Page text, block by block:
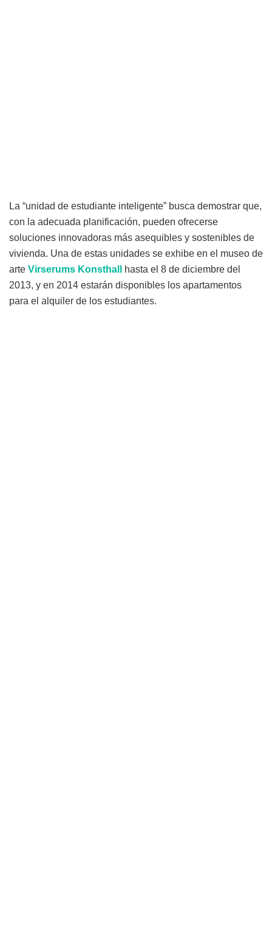
La “unidad de estudiante inteligente” busca demostrar que,
con la adecuada planificación, pueden ofrecerse
soluciones innovadoras más asequibles y sostenibles de
vivienda. Una de estas unidades se exhibe en el museo de
arte Virserums Konsthall
hasta el 8 de diciembre del
2013, y en 2014 estarán disponibles los apartamentos
para el alquiler de los estudiantes.